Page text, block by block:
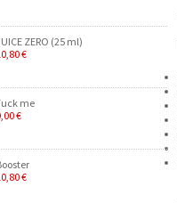
ZERO (25 ml)
€
me
€
€